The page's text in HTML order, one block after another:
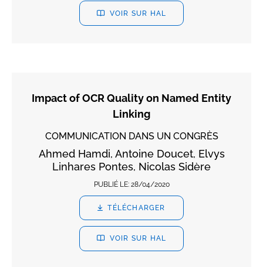
VOIR SUR HAL
Impact of OCR Quality on Named Entity
Linking
COMMUNICATION DANS UN CONGRÈS
Ahmed Hamdi, Antoine Doucet, Elvys
Linhares Pontes, Nicolas Sidère
PUBLIÉ LE: 28/04/2020
TÉLÉCHARGER
VOIR SUR HAL